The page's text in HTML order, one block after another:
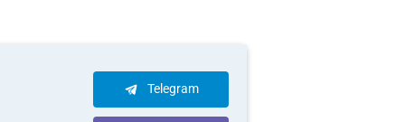
Telegram